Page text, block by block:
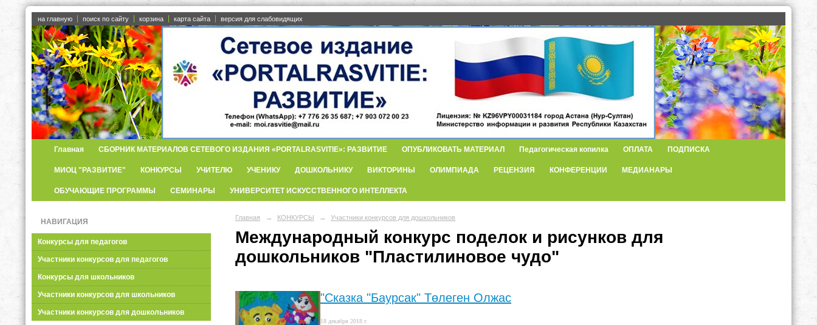
на главную поиск по сайту корзина карта сайта версия для слабовидящих
Главная СБОРНИК МАТЕРИАЛОВ СЕТЕВОГО ИЗДАНИЯ «PORTALRASVITIE»: РАЗВИТИЕ ОПУБЛИКОВАТЬ МАТЕРИАЛ Педагогическая копилка ОПЛАТА ПОДПИСКА
МИОЦ "РАЗВИТИЕ" КОНКУРСЫ УЧИТЕЛЮ УЧЕНИКУ ДОШКОЛЬНИКУ ВИКТОРИНЫ ОЛИМПИАДА РЕЦЕНЗИЯ КОНФЕРЕНЦИИ МЕДИАНАРЫ
ОБУЧАЮЩИЕ ПРОГРАММЫ СЕМИНАРЫ УНИВЕРСИТЕТ ИСКУССТВЕННОГО ИНТЕЛЛЕКТА
НАВИГАЦИЯ
Конкурсы для педагогов
Участники конкурсов для педагогов
Конкурсы для школьников
Участники конкурсов для школьников
Участники конкурсов для дошкольников
Главная → КОНКУРСЫ → Участники конкурсов для дошкольников
Международный конкурс поделок и рисунков для
дошкольников "Пластилиновое чудо"
"Сказка "Баурсак" Төлеген Олжас
18 декабря 2018 г.